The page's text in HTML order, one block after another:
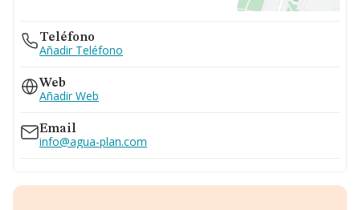
Teléfono
Añadir Teléfono
Web
Añadir Web
Email
info@agua-plan.com